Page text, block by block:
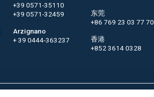
+39 0571-35110
+39 0571-32459
Arzignano
+ 39 0444-363237
东莞
+86 769 23 03 77 70
香港
+852 3614 0328